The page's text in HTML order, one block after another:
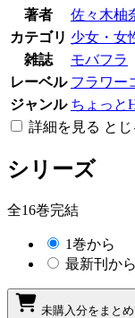
著者
佐々木柚
カテゴリ 少女・女
雑誌
モバフラ
レーベル フラワー
ジャンル ちょっと
詳細を見る とじ
シリーズ
全16巻完結
1巻から
最新刊から
未購入分をまと